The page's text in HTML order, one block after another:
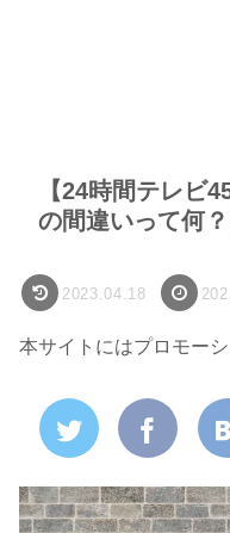
【24時間テレビ
の間違いって何
2023.04.18
本サイトにはプロモー